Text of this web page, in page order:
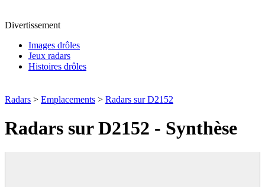
Divertissement
Images drôles
Jeux radars
Histoires drôles
Radars > Emplacements > Radars sur D2152
Radars sur D2152 - Synthèse